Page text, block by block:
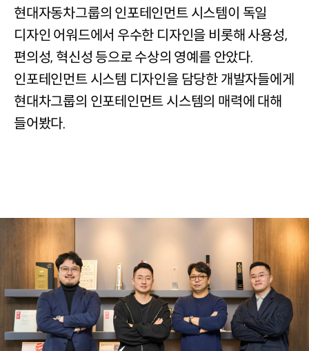
현대자동차그룹의 인포테인먼트 시스템이 독일
디자인 어워드에서 우수한 디자인을 비롯해 사용성,
편의성, 혁신성 등으로 수상의 영예를 안았다.
인포테인먼트 시스템 디자인을 담당한 개발자들에게
현대차그룹의 인포테인먼트 시스템의 매력에 대해
들어봤다.